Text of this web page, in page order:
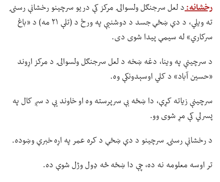
رخشانه:د لعل سرجنګل ولسوالۍ مرکز کې دریو سرچینو رخشانې رسنۍ
ته ویلي، د دې ښځې جسد د دوشنبې په ورځ د (تلې ۲۱ مه) د «باغ
سرکاري» له سیمې پیدا شوی دی.
د سرچینې په وینا، دغه ښخه د لعل سرجنګل ولسوالۍ د مرکز اړوند
«حسین آباد» د کلي اوسېدونکې وه.
سرچینې زیاته کړې، دا ښځه بې سرپرسته وه او خاوند یې د سږ کال په
پسرلي کې مړ شوی وو.
د رخشانې رسنۍ سرچینو د دې ښځې د کره عمر په اړه خبرې وښوده.
تر اوسه معلومه نه ده، چې دا ښځه څه ډول وژل شوې ده.